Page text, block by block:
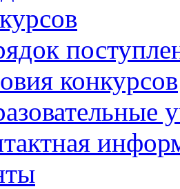
конкурсов